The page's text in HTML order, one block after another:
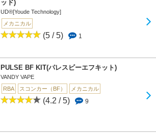
ッド)
UD®[Youde Technology]
メカニカル
(5 / 5) 1
PULSE BF KIT(パレスビーエフキット)
VANDY VAPE
RBA
スコンカー（BF） メカニカル
(4.2 / 5) 9